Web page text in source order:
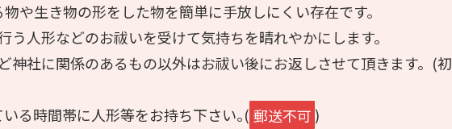
や生き物の形をした物を簡単に手放しにくい存在です。
う人形などのお祓いを受けて気持ちを晴れやかにします。
神社に関係のあるもの以外はお祓い後にお返しさせて頂きます。(
る時間帯に人形等をお持ち下さい｡( 郵送不可 )